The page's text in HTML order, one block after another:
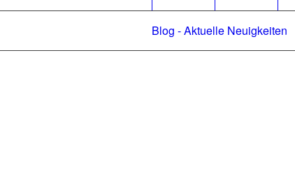
Blog - Aktuelle Neuigkeiten